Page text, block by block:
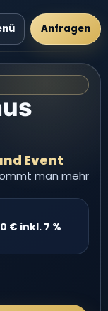
Anfragen
Event
man mehr
€ inkl. 7 %